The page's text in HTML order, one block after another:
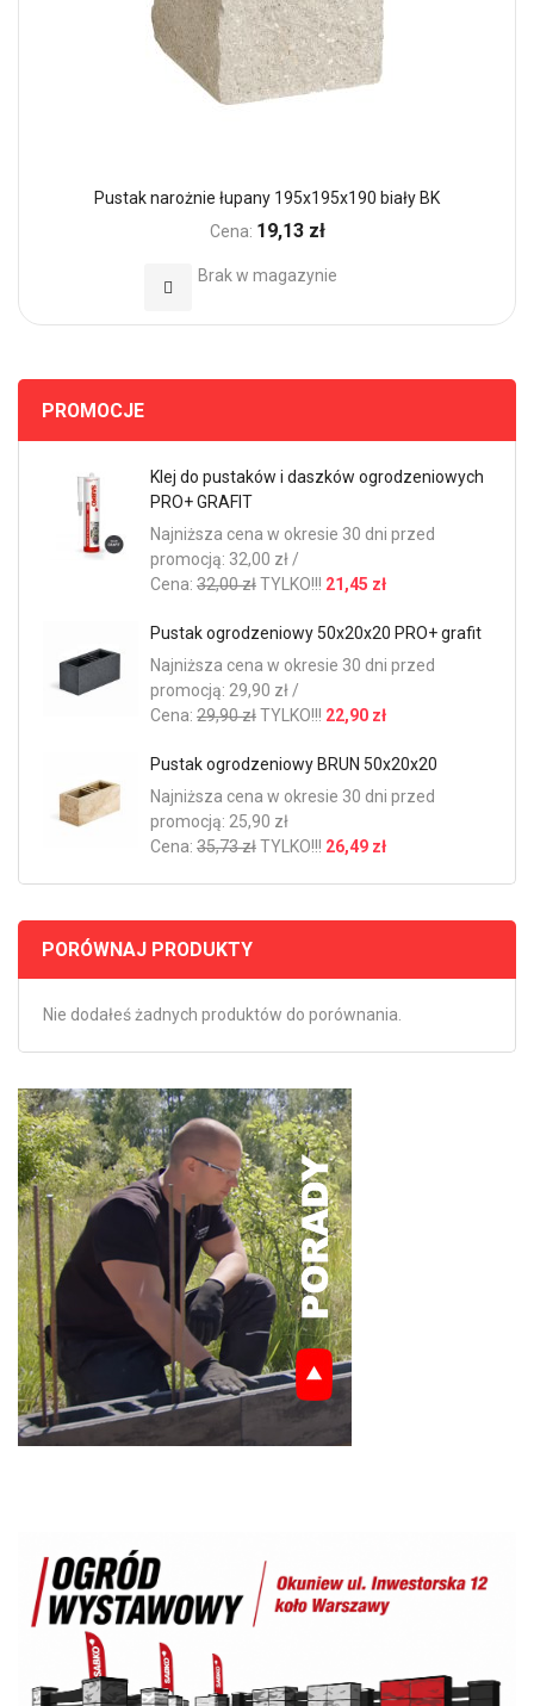
Pustak narożnie łupany 195x195x190 biały BK
Cena: 19,13 zł
Brak w magazynie
Dodaj do Ulubionych
PROMOCJE
Klej do pustaków i daszków ogrodzeniowych
PRO+ GRAFIT
Najniższa cena w okresie 30 dni przed
promocją: 32,00 zł /
Cena: 32,00 złTYLKO!!! 21,45 zł
Pustak ogrodzeniowy 50x20x20 PRO+ grafit
Najniższa cena w okresie 30 dni przed
promocją: 29,90 zł /
Cena: 29,90 złTYLKO!!! 22,90 zł
Pustak ogrodzeniowy BRUN 50x20x20
Najniższa cena w okresie 30 dni przed
promocją: 25,90 zł
Cena: 35,73 złTYLKO!!! 26,49 zł
PORÓWNAJ PRODUKTY
Nie dodałeś żadnych produktów do porównania.